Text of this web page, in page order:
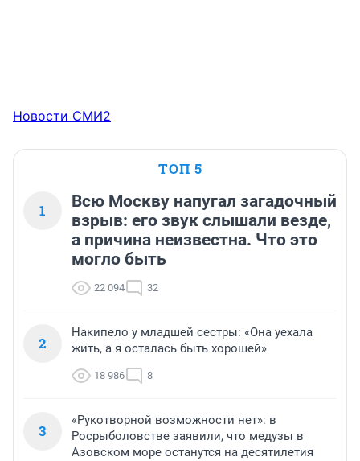
Новости СМИ2
ТОП 5
1
Всю Москву напугал загадочный
взрыв: его звук слышали везде,
а причина неизвестна. Что это
могло быть
22 094 32
2
Накипело у младшей сестры: «Она уехала
жить, а я осталась быть хорошей»
18 986 8
3
«Рукотворной возможности нет»: в
Росрыболовстве заявили, что медузы в
Азовском море останутся на десятилетия